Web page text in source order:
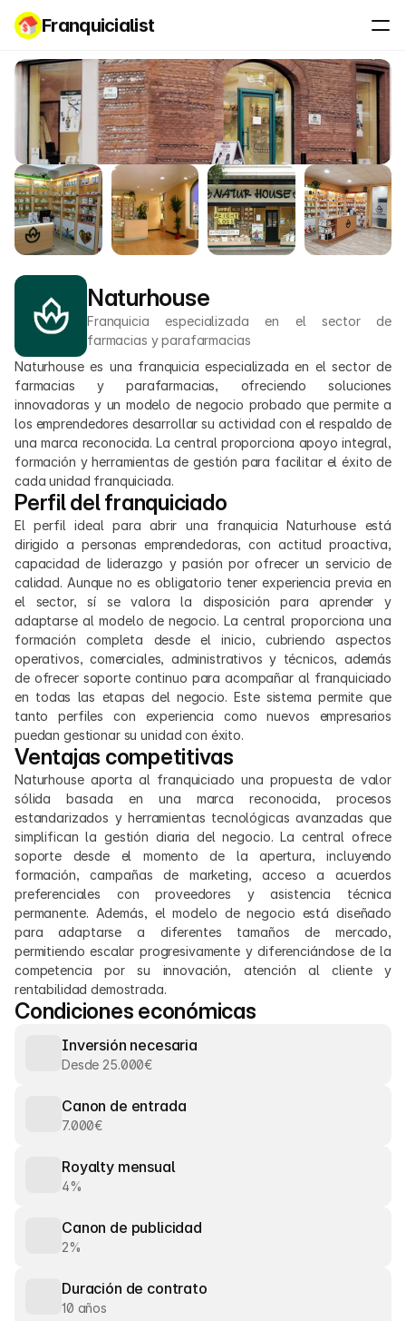
Franquicialist
Naturhouse
Franquicia especializada en el sector de
farmacias y parafarmacias
Naturhouse es una franquicia especializada en el sector de
farmacias y parafarmacias, ofreciendo soluciones
innovadoras y un modelo de negocio probado que permite a
los emprendedores desarrollar su actividad con el respaldo de
una marca reconocida. La central proporciona apoyo integral,
formación y herramientas de gestión para facilitar el éxito de
cada unidad franquiciada.
Perfil del franquiciado
El perfil ideal para abrir una franquicia Naturhouse está
dirigido a personas emprendedoras, con actitud proactiva,
capacidad de liderazgo y pasión por ofrecer un servicio de
calidad. Aunque no es obligatorio tener experiencia previa en
el sector, sí se valora la disposición para aprender y
adaptarse al modelo de negocio. La central proporciona una
formación completa desde el inicio, cubriendo aspectos
operativos, comerciales, administrativos y técnicos, además
de ofrecer soporte continuo para acompañar al franquiciado
en todas las etapas del negocio. Este sistema permite que
tanto perfiles con experiencia como nuevos empresarios
puedan gestionar su unidad con éxito.
Ventajas competitivas
Naturhouse aporta al franquiciado una propuesta de valor
sólida basada en una marca reconocida, procesos
estandarizados y herramientas tecnológicas avanzadas que
simplifican la gestión diaria del negocio. La central ofrece
soporte desde el momento de la apertura, incluyendo
formación, campañas de marketing, acceso a acuerdos
preferenciales con proveedores y asistencia técnica
permanente. Además, el modelo de negocio está diseñado
para adaptarse a diferentes tamaños de mercado,
permitiendo escalar progresivamente y diferenciándose de la
competencia por su innovación, atención al cliente y
rentabilidad demostrada.
Condiciones económicas
Inversión necesaria
Desde 25.000€
Canon de entrada
7.000€
Royalty mensual
4%
Canon de publicidad
2%
Duración de contrato
10 años